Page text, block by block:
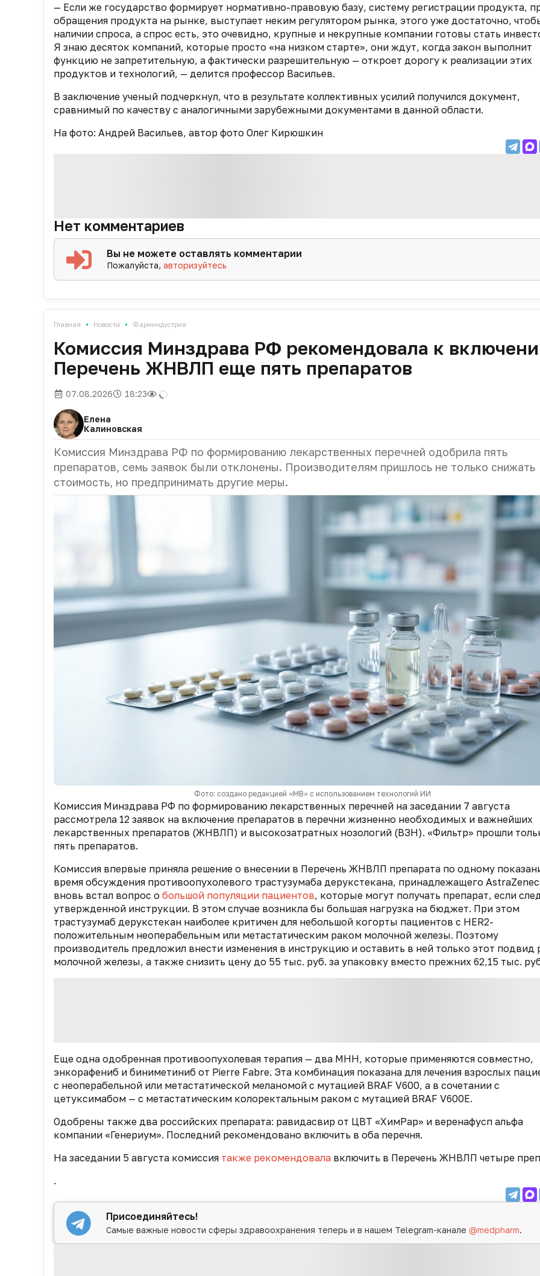
— Если же государство формирует нормативно-правовую базу, систему регистрации продукта,
обращения продукта на рынке, выступает неким регулятором рынка, этого уже достаточно,
наличии спроса, а спрос есть, это очевидно, крупные и некрупные компании готовы стать
Я знаю десяток компаний, которые просто «на низком старте», они ждут, когда закон выполнит
функцию не запретительную, а фактически разрешительную — откроет дорогу к реализации этих
продуктов и технологий, — делится профессор Васильев.
В заключение ученый подчеркнул, что в результате коллективных усилий получился документ,
сравнимый по качеству с аналогичными зарубежными документами в данной области.
На фото: Андрей Васильев, автор фото Олег Кирюшкин
Нет комментариев
Вы не можете оставлять комментарии
Пожалуйста,авторизуйтесь
Главная • Новости • Фарминдустрия
Комиссия Минздрава РФ рекомендовала к
Перечень ЖНВЛП еще пять препаратов
07.08.2026 18:23
Елена
Калиновская
Комиссия Минздрава РФ по формированию лекарственных перечней одобрила пять
препаратов, семь заявок были отклонены. Производителям пришлось не только снижать
стоимость, но предпринимать другие меры.
Фото: создано редакцией «МВ» с использованием технологий ИИ
Комиссия Минздрава РФ по формированию лекарственных перечней на заседании 7 августа
рассмотрела 12 заявок на включение препаратов в перечни жизненно необходимых и важнейших
лекарственных препаратов (ЖНВЛП) и высокозатратных нозологий (ВЗН). «Фильтр» прошли
пять препаратов.
Комиссия впервые приняла решение о внесении в Перечень ЖНВЛП препарата по одному
время обсуждения противоопухолевого трастузумаба дерукстекана, принадлежащего
вновь встал вопрос о большой популяции пациентов, которые могут получать препарат, если
утвержденной инструкции. В этом случае возникла бы большая нагрузка на бюджет. При этом
трастузумаб дерукстекан наиболее критичен для небольшой когорты пациентов с HER2-
положительным неоперабельным или метастатическим раком молочной железы. Поэтому
производитель предложил внести изменения в инструкцию и оставить в ней только этот подвид
молочной железы, а также снизить цену до 55 тыс. руб. за упаковку вместо прежних 62,15 тыс.
Еще одна одобренная противоопухолевая терапия — два МНН, которые применяются совместно,
энкорафениб и биниметиниб от Pierre Fabre. Эта комбинация показана для лечения взрослых
с неоперабельной или метастатической меланомой с мутацией BRAF V600, а в сочетании с
цетуксимабом — с метастатическим колоректальным раком с мутацией BRAF V600E.
Одобрены также два российских препарата: равидасвир от ЦВТ «ХимРар» и веренафусп альфа
компании «Генериум». Последний рекомендовано включить в оба перечня.
На заседании 5 августа комиссия также рекомендовала включить в Перечень ЖНВЛП четыре
.
Присоединяйтесь!
Самые важные новости сферы здравоохранения теперь и в нашем Telegram-канале@medpharm.